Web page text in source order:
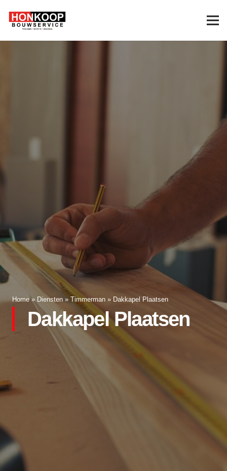
Home» Diensten »Timmerman » Dakkapel Plaatsen
Dakkapel Plaatsen